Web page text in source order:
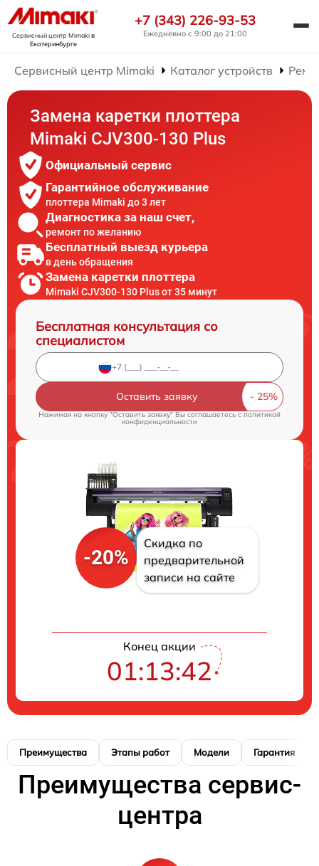
Сервисный центр Mimakiв
Екатеринбурге
+7 (343) 226-93-53
Ежедневно с 9:00 до 21:00
Сервисный центр Mimaki Каталог устройств
Замена каретки плоттера
Mimaki CJV300-130 Plus
Официальный сервис
Гарантийное обслуживание
плоттера Mimaki до 3 лет
Диагностика за наш счет,
ремонт по желанию
Бесплатный выезд курьера
в день обращения
Замена каретки плоттера
Mimaki CJV300-130 Plus от 35 минут
Бесплатная консультация со
специалистом
Оставить заявку
Нажимая на кнопку "Оставить заявку" Вы соглашаетесь cполитикой
конфиденциальности
-20%
Скидка по
предварительной
записи на сайте
Конец акции
01:13:41
Преимущества Этапы работ Модели Гарантия
Преимущества сервис-
центра